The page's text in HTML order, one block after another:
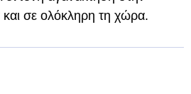
και σε ολόκληρη τη χώρα.